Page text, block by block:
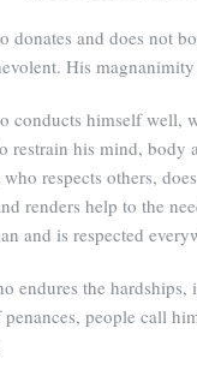
donates and does not
His
conducts himself well,
restrain his mind, body
respects others,
renders help to the
and is respected
endures the hardships,
people call